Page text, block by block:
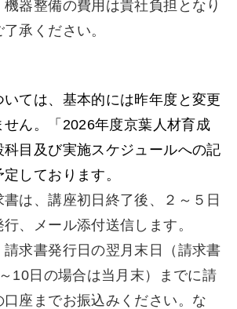
器整備の費用は貴社負担となり
承ください。
いては、基本的には昨年度と変更
せん。「2026年度京葉人材育成
科目及び実施スケジュールへの記
しております。
書は、講座初日終了後、２～５日
、メール添付送信します。
請求書発行日の翌月末日（請求書
10日の場合は当月末）までに請
口座までお振込みください。な